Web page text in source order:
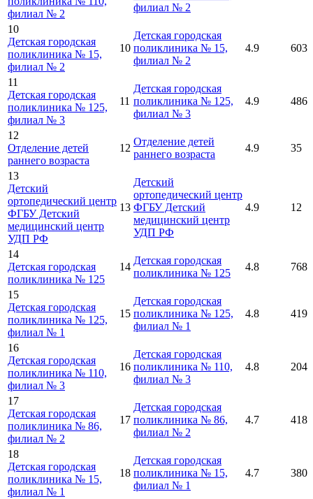
филиал № 2
филиал № 2
10
Детская городская
поликлиника № 15,
филиал № 2
10
Детская городская
поликлиника № 15,
филиал № 2
4.9 603
11
Детская городская
поликлиника № 125,
филиал № 3
11
Детская городская
поликлиника № 125,
филиал № 3
4.9 486
12
Отделение детей
раннего возраста
12
Отделение детей
раннего возраста
4.9 35
13
Детский
ортопедический центр
ФГБУ Детский
медицинский центр
УДП РФ
13
Детский
ортопедический центр
ФГБУ Детский
медицинский центр
УДП РФ
4.9 12
14
Детская городская
поликлиника № 125
14
Детская городская
поликлиника № 125
4.8 768
15
Детская городская
поликлиника № 125,
филиал № 1
15
Детская городская
поликлиника № 125,
филиал № 1
4.8 419
16
Детская городская
поликлиника № 110,
филиал № 3
16
Детская городская
поликлиника № 110,
филиал № 3
4.8 204
17
Детская городская
поликлиника № 86,
филиал № 2
17
Детская городская
поликлиника № 86,
филиал № 2
4.7 418
18
Детская городская
поликлиника № 15,
филиал № 1
18
Детская городская
поликлиника № 15,
филиал № 1
4.7 380